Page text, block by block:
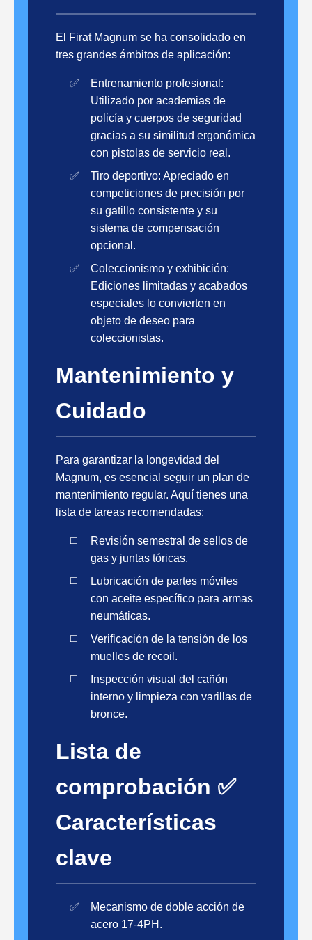
El Firat Magnum se ha consolidado en
tres grandes ámbitos de aplicación:
Entrenamiento profesional:
Utilizado por academias de
policía y cuerpos de seguridad
gracias a su similitud ergonómica
con pistolas de servicio real.
Tiro deportivo: Apreciado en
competiciones de precisión por
su gatillo consistente y su
sistema de compensación
opcional.
Coleccionismo y exhibición:
Ediciones limitadas y acabados
especiales lo convierten en
objeto de deseo para
coleccionistas.
Mantenimiento y
Cuidado
Para garantizar la longevidad del
Magnum, es esencial seguir un plan de
mantenimiento regular. Aquí tienes una
lista de tareas recomendadas:
Revisión semestral de sellos de
gas y juntas tóricas.
Lubricación de partes móviles
con aceite específico para armas
neumáticas.
Verificación de la tensión de los
muelles de recoil.
Inspección visual del cañón
interno y limpieza con varillas de
bronce.
Lista de
comprobación ✅
Características
clave
Mecanismo de doble acción de
acero 17-4PH.